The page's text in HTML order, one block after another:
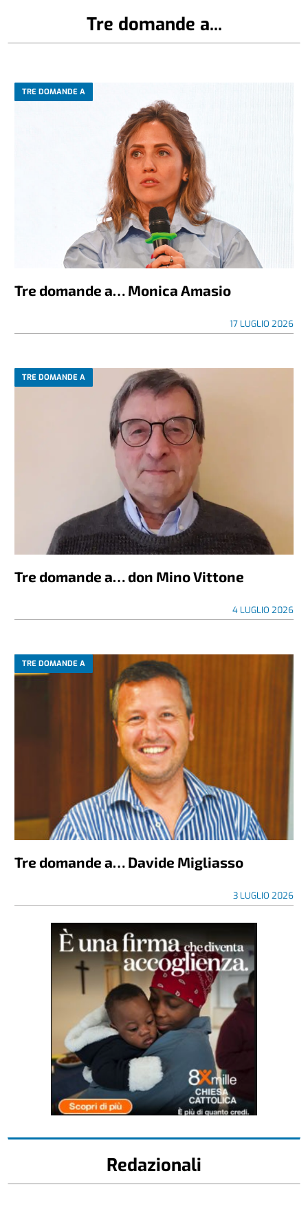
Tre domande a...
TRE DOMANDE A
Tre domande a… Monica Amasio
17 LUGLIO 2026
TRE DOMANDE A
Tre domande a… don Mino Vittone
4 LUGLIO 2026
TRE DOMANDE A
Tre domande a… Davide Migliasso
3 LUGLIO 2026
Redazionali